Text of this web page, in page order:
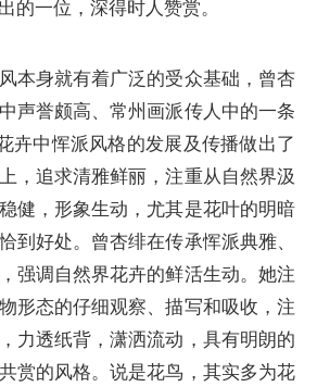
的一位，深得时人赞赏。
本身就有着广泛的受众基础，曾杏
声誉颇高、常州画派传人中的一条
卉中恽派风格的发展及传播做出了
，追求清雅鲜丽，注重从自然界汲
健，形象生动，尤其是花叶的明暗
到好处。曾杏绯在传承恽派典雅、
强调自然界花卉的鲜活生动。她注
形态的仔细观察、描写和吸收，注
力透纸背，潇洒流动，具有明朗的
赏的风格。说是花鸟，其实多为花